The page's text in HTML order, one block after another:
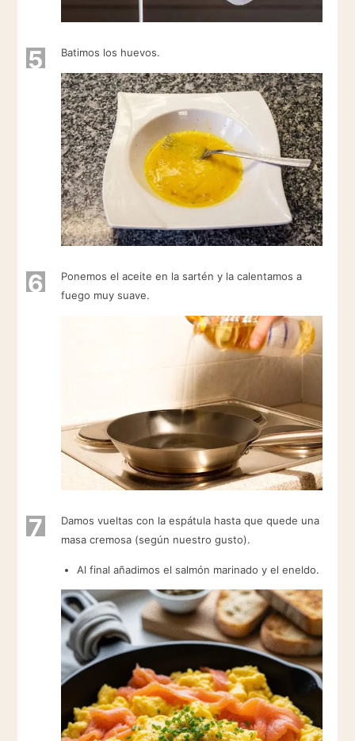
5 Batimos los huevos.
6
Ponemos el aceite en la sartén y la calentamos a
fuego muy suave.
7
Damos vueltas con la espátula hasta que quede una
masa cremosa (según nuestro gusto).
Al final añadimos el salmón marinado y el eneldo.